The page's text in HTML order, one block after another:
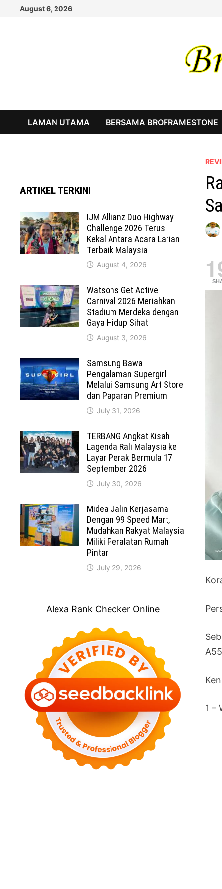
August 6, 2026
LAMAN UTAMA BERSAMA BROFRAMESTONE
1 –
ARTIKEL TERKINI
IJM Allianz Duo Highway
Challenge 2026 Terus
Kekal Antara Acara Larian
Terbaik Malaysia
August 4, 2026
Watsons Get Active
Carnival 2026 Meriahkan
Stadium Merdeka dengan
Gaya Hidup Sihat
August 3, 2026
Samsung Bawa
Pengalaman Supergirl
Melalui Samsung Art Store
dan Paparan Premium
July 31, 2026
TERBANG Angkat Kisah
Lagenda Rali Malaysia ke
Layar Perak Bermula 17
September 2026
July 30, 2026
Midea Jalin Kerjasama
Dengan 99 Speed Mart,
Mudahkan Rakyat Malaysia
Miliki Peralatan Rumah
Pintar
July 29, 2026
Alexa Rank Checker Online